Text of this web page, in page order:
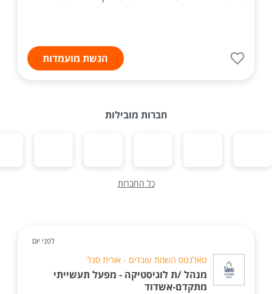
הגשת מועמדות
חברות מובילות
כל החברות
לפני יום
טאלנטס השמת עובדים - אורית סגל
מנהל /ת לוגיסטיקה - מפעל תעשייתי
מתקדם-אשדוד